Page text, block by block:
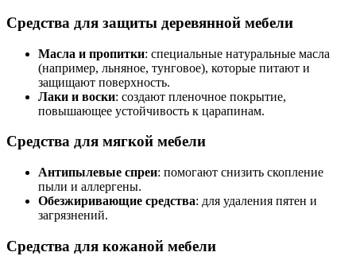
Средства для защиты деревянной мебели
Масла и пропитки: специальные натуральные масла
(например, льняное, тунговое), которые питают и
защищают поверхность.
Лаки и воски: создают пленочное покрытие,
повышающее устойчивость к царапинам.
Средства для мягкой мебели
Антипылевые спреи: помогают снизить скопление
пыли и аллергены.
Обезжиривающие средства: для удаления пятен и
загрязнений.
Средства для кожаной мебели